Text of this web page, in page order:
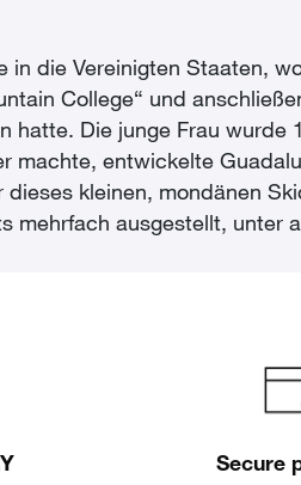
die Vereinigten Staaten,
College“ und
hatte. Die junge Frau wurde
machte, entwickelte
kleinen, mondänen
mehrfach ausgestellt, unter
Secure